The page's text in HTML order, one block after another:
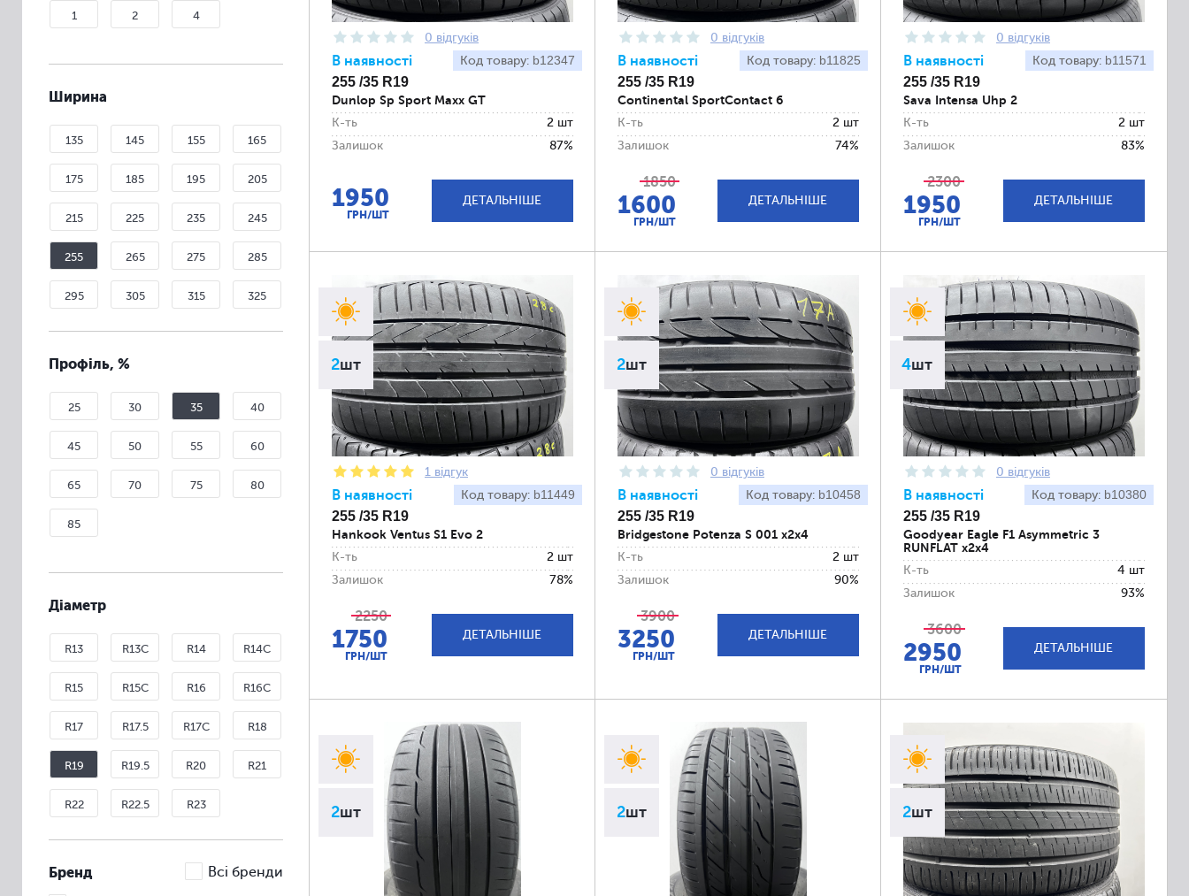
1 2 4
Ширина
135 145 155 165
175 185 195 205
215 225 235 245
255 265 275 285
295 305 315 325
335
Профіль, %
25 30 35 40
45 50 55 60
65 70 75 80
85
Діаметр
R13 R13C R14 R14C
R15 R15C R16 R16C
R17 R17.5 R17C R18
R19 R19.5 R20 R21
R22 R22.5 R23
Бренд Всі бренди
0 відгуків
Код товару: b12347
В наявності
255 /35 R19
Dunlop Sp Sport Maxx GT
К-ть
2 шт
Залишок
87%
1950
ГРН/ШТ
ДЕТАЛЬНІШЕ
0 відгуків
Код товару: b11825
В наявності
255 /35 R19
Continental SportContact 6
К-ть
2 шт
Залишок
74%
1850
1600
ГРН/ШТ
ДЕТАЛЬНІШЕ
0 відгуків
Код товару: b11571
В наявності
255 /35 R19
Sava Intensa Uhp 2
К-ть
2 шт
Залишок
83%
2300
1950
ГРН/ШТ
ДЕТАЛЬНІШЕ
2шт
1 відгук
Код товару: b11449
В наявності
255 /35 R19
Hankook Ventus S1 Evo 2
К-ть
2 шт
Залишок
78%
2250
1750
ГРН/ШТ
ДЕТАЛЬНІШЕ
2шт
0 відгуків
Код товару: b10458
В наявності
255 /35 R19
Bridgestone Potenza S 001 x2x4
К-ть
2 шт
Залишок
90%
3900
3250
ГРН/ШТ
ДЕТАЛЬНІШЕ
4шт
0 відгуків
Код товару: b10380
В наявності
255 /35 R19
Goodyear Eagle F1 Asymmetric 3
RUNFLAT x2x4
К-ть
4 шт
Залишок
93%
3600
2950
ГРН/ШТ
ДЕТАЛЬНІШЕ
2шт 2шт 2шт